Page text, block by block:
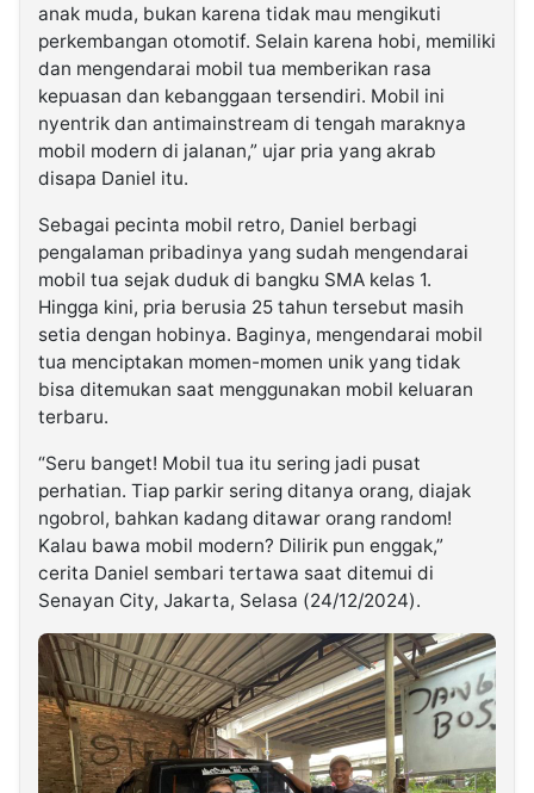
anak muda, bukan karena tidak mau mengikuti
perkembangan otomotif. Selain karena hobi, memiliki
dan mengendarai mobil tua memberikan rasa
kepuasan dan kebanggaan tersendiri. Mobil ini
nyentrik dan antimainstream di tengah maraknya
mobil modern di jalanan,” ujar pria yang akrab
disapa Daniel itu.
Sebagai pecinta mobil retro, Daniel berbagi
pengalaman pribadinya yang sudah mengendarai
mobil tua sejak duduk di bangku SMA kelas 1.
Hingga kini, pria berusia 25 tahun tersebut masih
setia dengan hobinya. Baginya, mengendarai mobil
tua menciptakan momen-momen unik yang tidak
bisa ditemukan saat menggunakan mobil keluaran
terbaru.
“Seru banget! Mobil tua itu sering jadi pusat
perhatian. Tiap parkir sering ditanya orang, diajak
ngobrol, bahkan kadang ditawar orang random!
Kalau bawa mobil modern? Dilirik pun enggak,”
cerita Daniel sembari tertawa saat ditemui di
Senayan City, Jakarta, Selasa (24/12/2024).